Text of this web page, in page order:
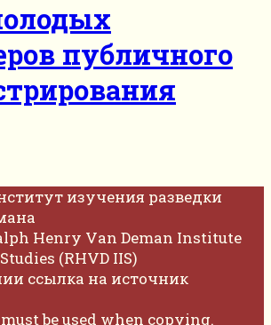
публичного
изучения разведки
Henry Van Deman Institute
(RHVD IIS)
ссылка на источник
be used when copying.